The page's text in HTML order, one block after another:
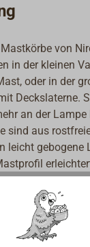
von
in der kleinen
oder in der
Deckslaterne.
an der Lampe
sind aus
leicht gebogene
müssen bei
getrennt
ANTI-SEIZE